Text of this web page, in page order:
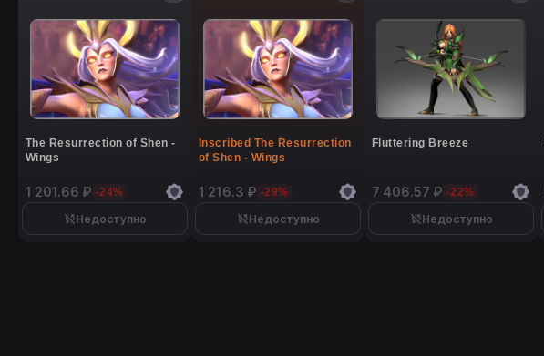
The Resurrection of Shen -
Wings
1 201.66 ₽ -24%
Недоступно
Inscribed The Resurrection
of Shen - Wings
1 216.3 ₽ -29%
Недоступно
Fluttering Breeze
7 406.57 ₽ -22%
Недоступно